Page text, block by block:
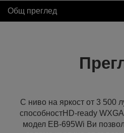
Общ преглед
С ниво на яркост от 3 500
способностHD-ready
модел EB-695Wi Ви